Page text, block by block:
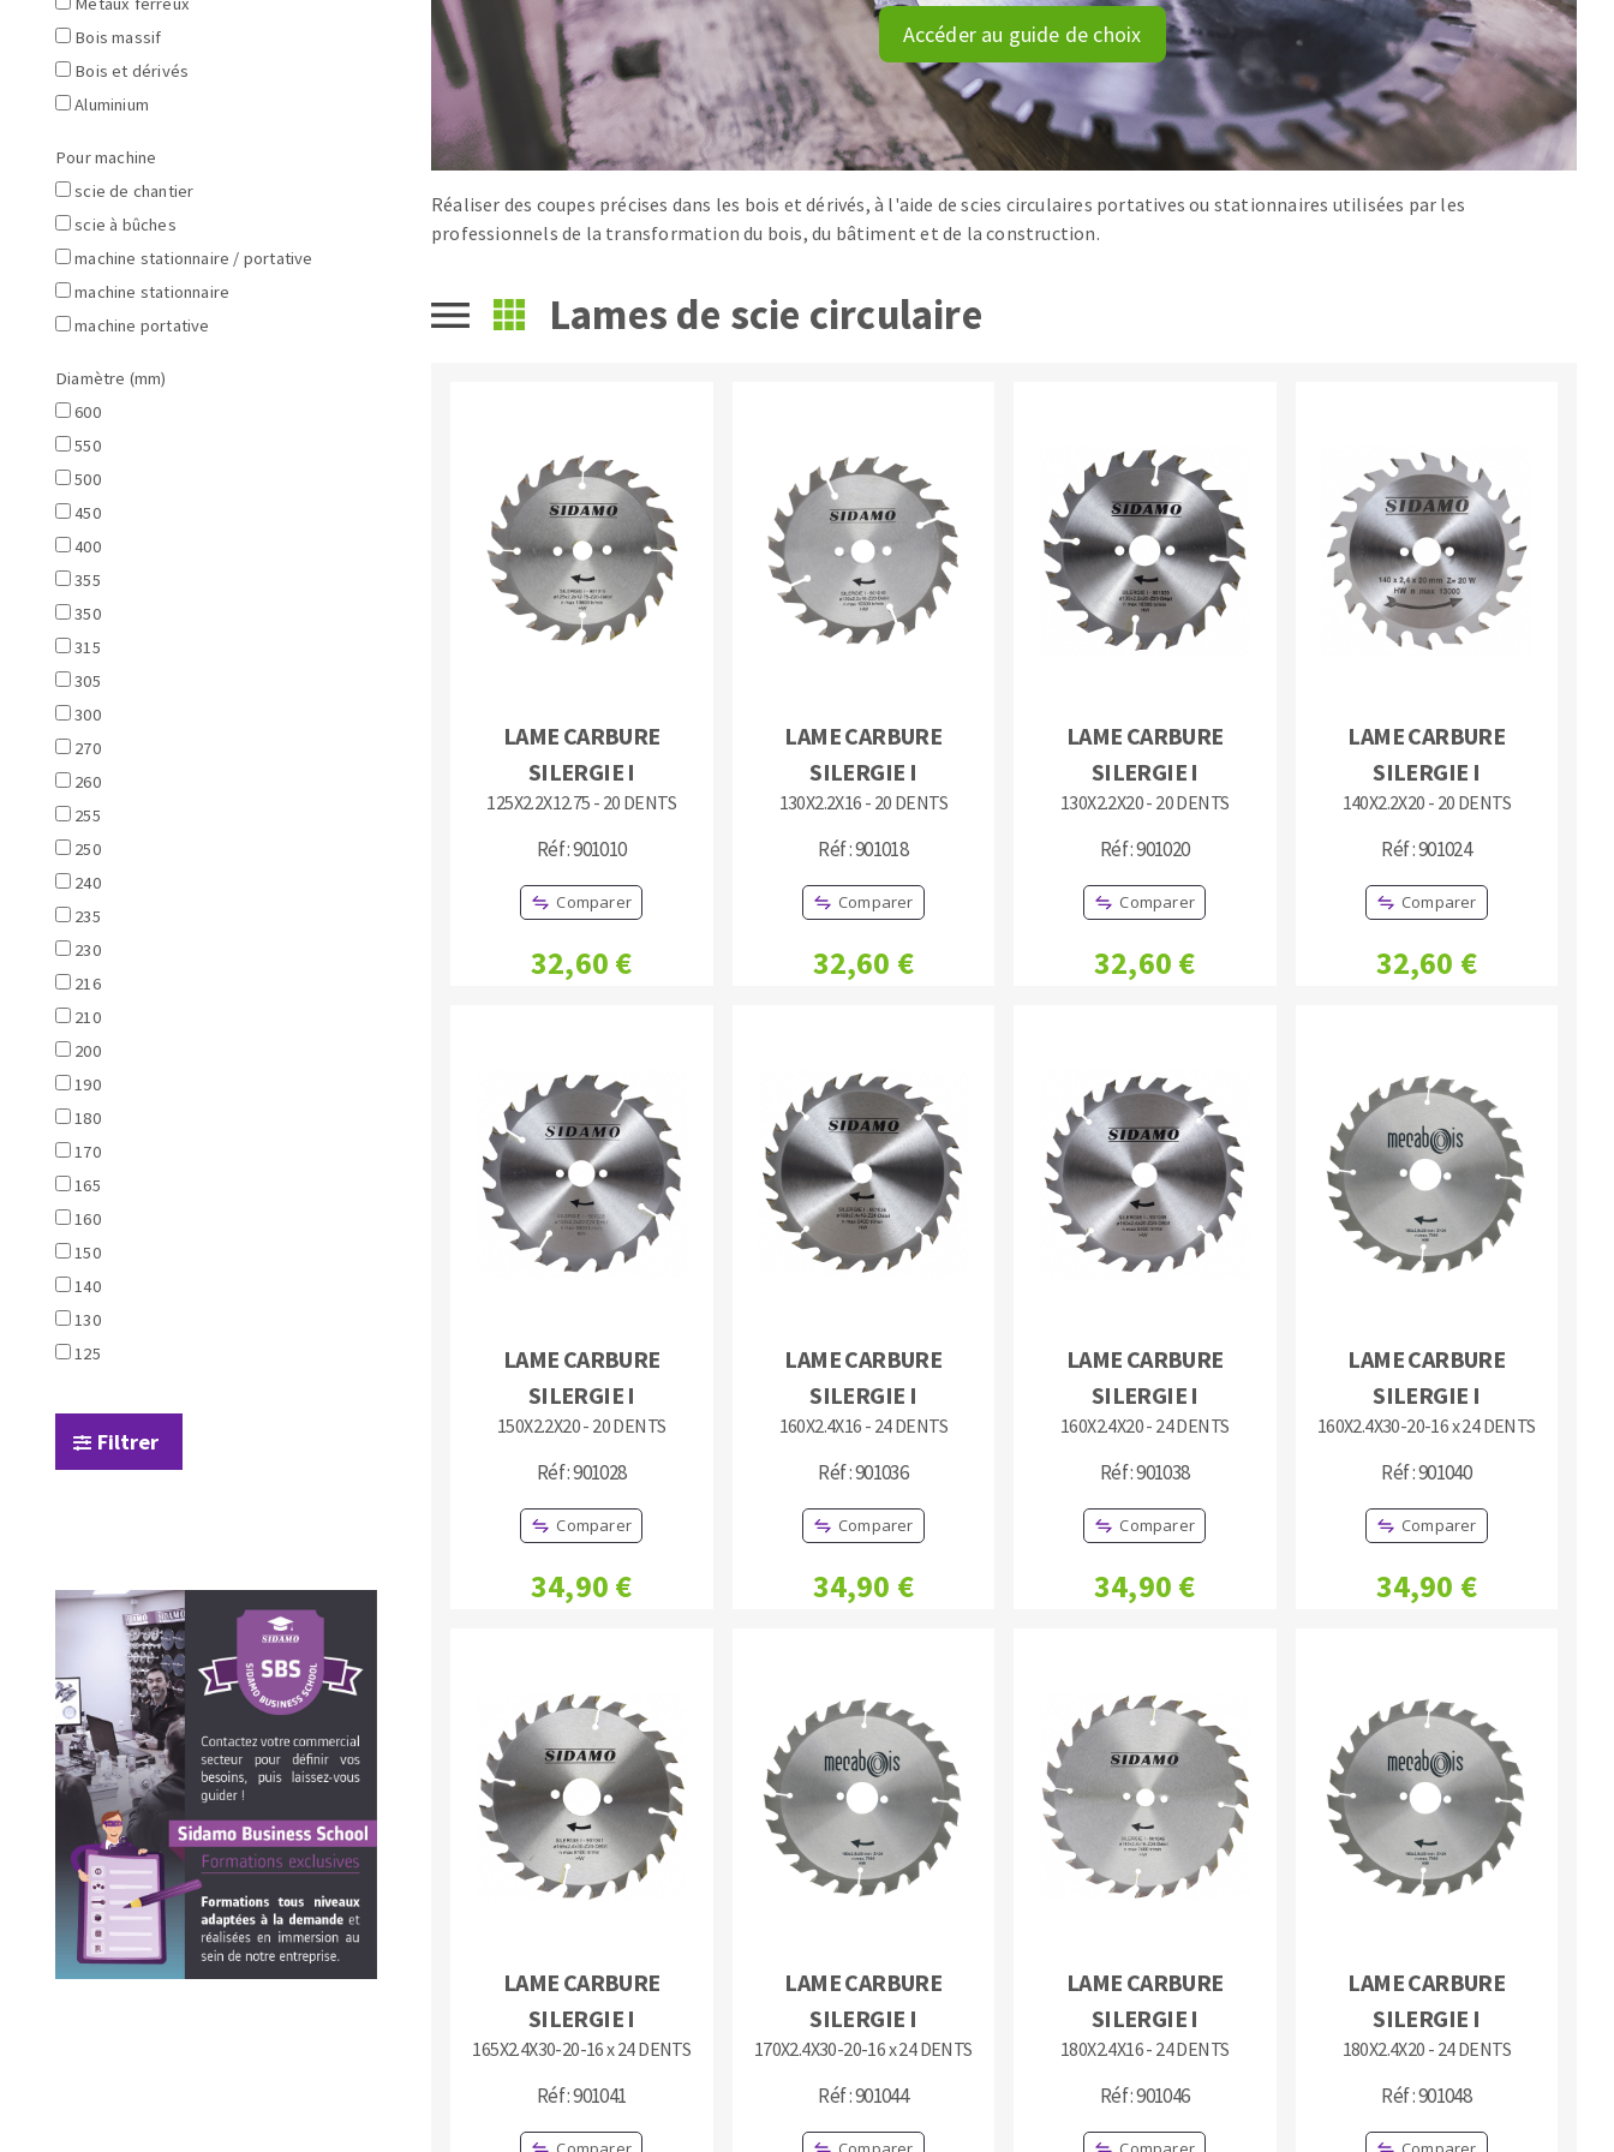
Scies de table
Système grands formats
Table de travail
Roues diamantées à profil
Disques à lamelles diamantés
Système auto-nivelant à cale
Système auto-nivelant à vis
Pose des joints
Nettoyage
Disques auto-agrippant
Bandes abrasives
Disques fibre et papier
Feuilles 230 x 280 mm
Cales à poncer et patins
Plateaux supports
Eponges abrasive
Disques abrasifs agglomérés
Meules d'ébarbage
TRAITEMENT DE SURFACE
Disques à lamelles
Disque intissé
Disques fibre
Meules sur tige
Meules de tourets
Rouleaux d'atelier
Aspirateurs
MACHINES POUR LE TRAVAIL DU
Tronçonneuses
Perceuses magnétiques
OUTILS COUPANTS
Fraises scies
Rubans
Fraise HSS
Accéder au guide de choix
Réaliser des coupes précises dans les bois et dérivés, à l'aide de scies circulaires portatives ou stationnaires utilisées par les
professionnels de la transformation du bois, du bâtiment et de la construction.
Lames de scie circulaire
LAME CARBURE
SILERGIE I
125X2.2X12.75 - 20 DENTS
Réf : 901010
Comparer
32,60 €
LAME CARBURE
SILERGIE I
130X2.2X16 - 20 DENTS
Réf : 901018
Comparer
32,60 €
LAME CARBURE
SILERGIE I
130X2.2X20 - 20 DENTS
Réf : 901020
Comparer
32,60 €
LAME CARBURE
SILERGIE I
140X2.2X20 - 20 DENTS
Réf : 901024
Comparer
32,60 €
LAME CARBURE
SILERGIE I
150X2.2X20 - 20 DENTS
Réf : 901028
Comparer
34,90 €
LAME CARBURE
SILERGIE I
160X2.4X16 - 24 DENTS
Réf : 901036
Comparer
34,90 €
LAME CARBURE
SILERGIE I
160X2.4X20 - 24 DENTS
Réf : 901038
Comparer
34,90 €
LAME CARBURE
SILERGIE I
160X2.4X30-20-16 x 24 DENTS
Réf : 901040
Comparer
34,90 €
LAME CARBURE
SILERGIE I
165X2.4X30-20-16 x 24 DENTS
Réf : 901041
LAME CARBURE
SILERGIE I
170X2.4X30-20-16 x 24 DENTS
Réf : 901044
LAME CARBURE
SILERGIE I
180X2.4X16 - 24 DENTS
Réf : 901046
LAME CARBURE
SILERGIE I
180X2.4X20 - 24 DENTS
Réf : 901048
Bois massif
Bois et dérivés
Aluminium
Pour machine
scie de chantier
scie à bûches
machine stationnaire / portative
machine stationnaire
machine portative
Diamètre (mm)
600
550
500
450
400
355
350
315
305
300
270
260
255
250
240
235
230
216
210
200
190
180
170
165
160
150
140
130
125
Filtrer